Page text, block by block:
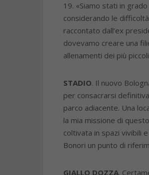
19. «Siamo stati in
considerando le
raccontato dall’ex
dovevamo creare una
allenamenti dei più
STADIO. Il nuovo
per consacrarsi
parco adiacente. Una
la mia missione di
coltivata in spazi vivibili
Bonori un punto di
GIALLO DOZZA.